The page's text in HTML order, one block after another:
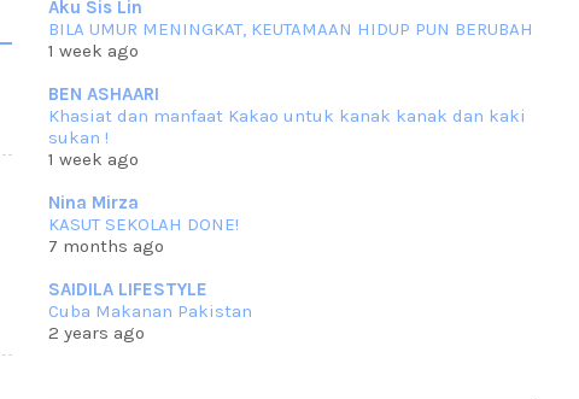
RESIPI KURMA AYAM MERAH
Assalammualaikum, salam semua. Hari ni 4 Zulhijjah 1444 Hijrah,
Jun 23 2023
RESIPI SAMBAL PARU
Assalammualaikum, salam sejahtera semua. Lama betul che mat tak
Jun 20 2023
RESIPI PISANG MUDA MASAK LEMAK
lemak ni che mat... read more
Mar 07 2023
Aku Sis Lin
BILA UMUR MENINGKAT, KEUTAMAAN HIDUP PUN BERUBAH
1 week ago
BEN ASHAARI
Khasiat dan manfaat Kakao untuk kanak kanak dan kaki
sukan !
1 week ago
Nina Mirza
KASUT SEKOLAH DONE!
7 months ago
SAIDILA LIFESTYLE
Cuba Makanan Pakistan
2 years ago